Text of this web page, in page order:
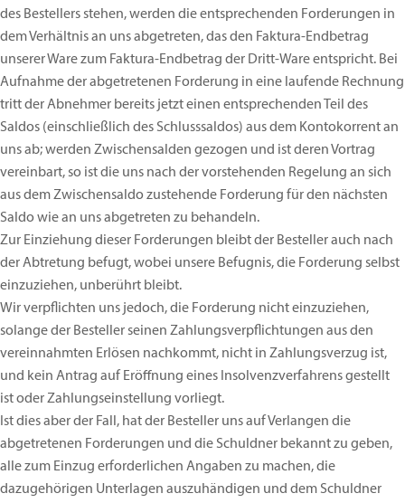
des Bestellers stehen, werden die entsprechenden Forderungen in
dem Verhältnis an uns abgetreten, das den Faktura-Endbetrag
unserer Ware zum Faktura-Endbetrag der Dritt-Ware entspricht. Bei
Aufnahme der abgetretenen Forderung in eine laufende Rechnung
tritt der Abnehmer bereits jetzt einen entsprechenden Teil des
Saldos (einschließlich des Schlusssaldos) aus dem Kontokorrent an
uns ab; werden Zwischensalden gezogen und ist deren Vortrag
vereinbart, so ist die uns nach der vorstehenden Regelung an sich
aus dem Zwischensaldo zustehende Forderung für den nächsten
Saldo wie an uns abgetreten zu behandeln.
Zur Einziehung dieser Forderungen bleibt der Besteller auch nach
der Abtretung befugt, wobei unsere Befugnis, die Forderung selbst
einzuziehen, unberührt bleibt.
Wir verpflichten uns jedoch, die Forderung nicht einzuziehen,
solange der Besteller seinen Zahlungsverpflichtungen aus den
vereinnahmten Erlösen nachkommt, nicht in Zahlungsverzug ist,
und kein Antrag auf Eröffnung eines Insolvenzverfahrens gestellt
ist oder Zahlungseinstellung vorliegt.
Ist dies aber der Fall, hat der Besteller uns auf Verlangen die
abgetretenen Forderungen und die Schuldner bekannt zu geben,
alle zum Einzug erforderlichen Angaben zu machen, die
dazugehörigen Unterlagen auszuhändigen und dem Schuldner